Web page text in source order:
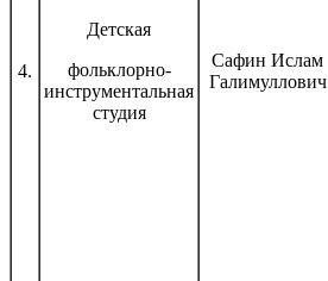
4.
Детская
фольклорно-
инструментальная
студия
Сафин Ислам
Галимуллович